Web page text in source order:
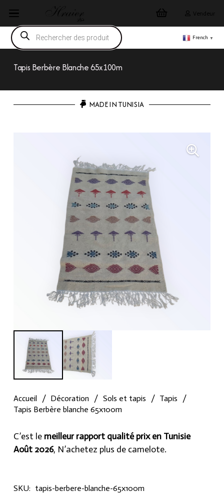
Vendeur
Recherche
de
produits
French ▼
Tapis Berbère Blanche 65x100m
MADE IN TUNISIA
Accueil / Décoration / Sols et tapis / Tapis
/
Tapis Berbère blanche 65x100m
C’est le meilleur rapport qualité prix en Tunisie
Août 2026, N’achetez plus de camelote.
SKU: tapis-berbere-blanche-65x100m